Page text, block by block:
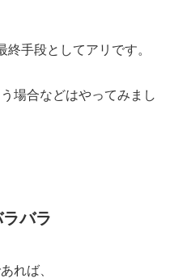
終手段としてアリです。
場合などはやってみまし
バラ
れば、